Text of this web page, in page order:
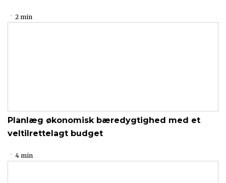
2 min
Planlæg økonomisk bæredygtighed med et
veltilrettelagt budget
4 min